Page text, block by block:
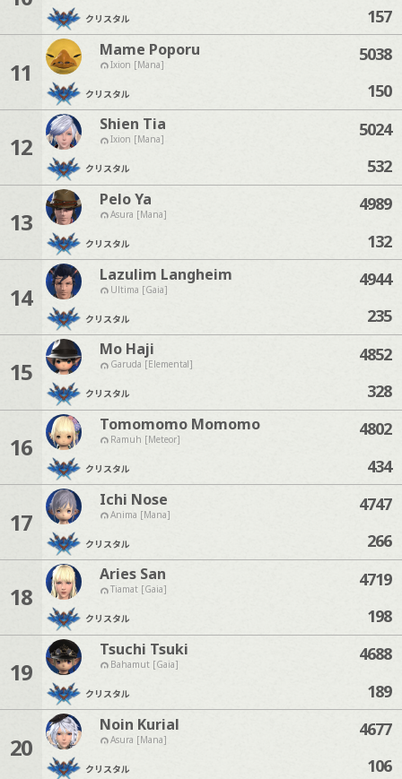
クリスタル
157
11
Mame Poporu
Ixion [Mana]
クリスタル
5038
150
12
Shien Tia
Ixion [Mana]
クリスタル
5024
532
13
Pelo Ya
Asura [Mana]
クリスタル
4989
132
14
Lazulim Langheim
Ultima [Gaia]
クリスタル
4944
235
15
Mo Haji
Garuda [Elemental]
クリスタル
4852
328
16
Tomomomo Momomo
Ramuh [Meteor]
クリスタル
4802
434
17
Ichi Nose
Anima [Mana]
クリスタル
4747
266
18
Aries San
Tiamat [Gaia]
クリスタル
4719
198
19
Tsuchi Tsuki
Bahamut [Gaia]
クリスタル
4688
189
20
Noin Kurial
Asura [Mana]
クリスタル
4677
106